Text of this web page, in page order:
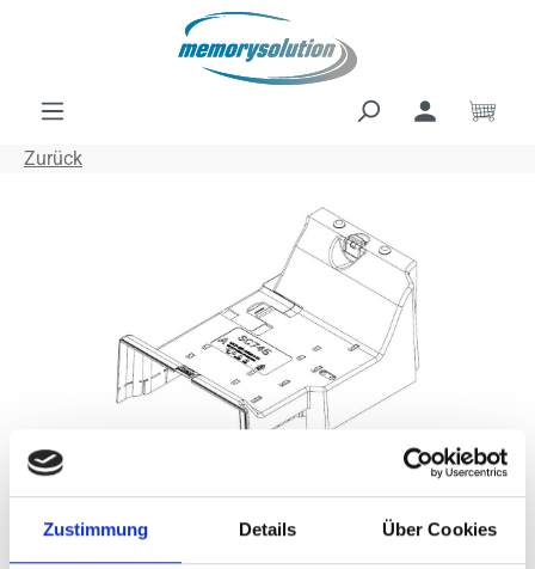
Zustimmung Details Über Cookies
Zum Hauptinhalt springen
Zurück
SUPERMICRO
Supermicro Air Shroud